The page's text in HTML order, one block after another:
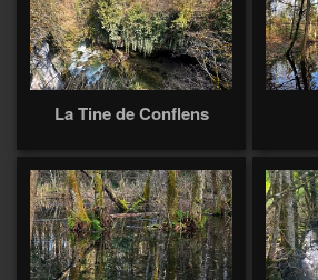
La Tine de Conflens